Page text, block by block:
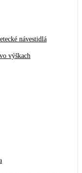
návestidlá
výškach